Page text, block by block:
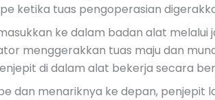
ketika tuas pengoperasian
ke dalam badan alat melalui
menggerakkan tuas maju dan
di dalam alat bekerja secara
dan menariknya ke depan, penjepit